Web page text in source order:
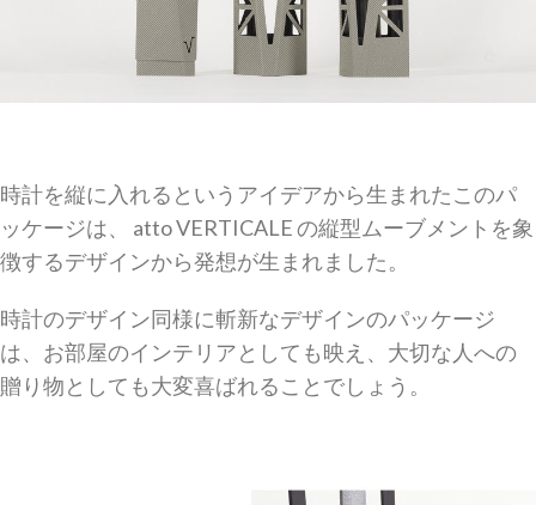
時計を縦に入れるというアイデアから生まれたこのパ
ッケージは、 atto VERTICALE の縦型ムーブメントを象
徴するデザインから発想が生まれました。
時計のデザイン同様に斬新なデザインのパッケージ
は、お部屋のインテリアとしても映え、大切な人への
贈り物としても大変喜ばれることでしょう。